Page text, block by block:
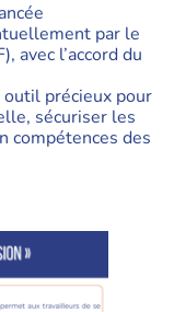
par le
avec l’accord du
précieux pour
sécuriser les
compétences des